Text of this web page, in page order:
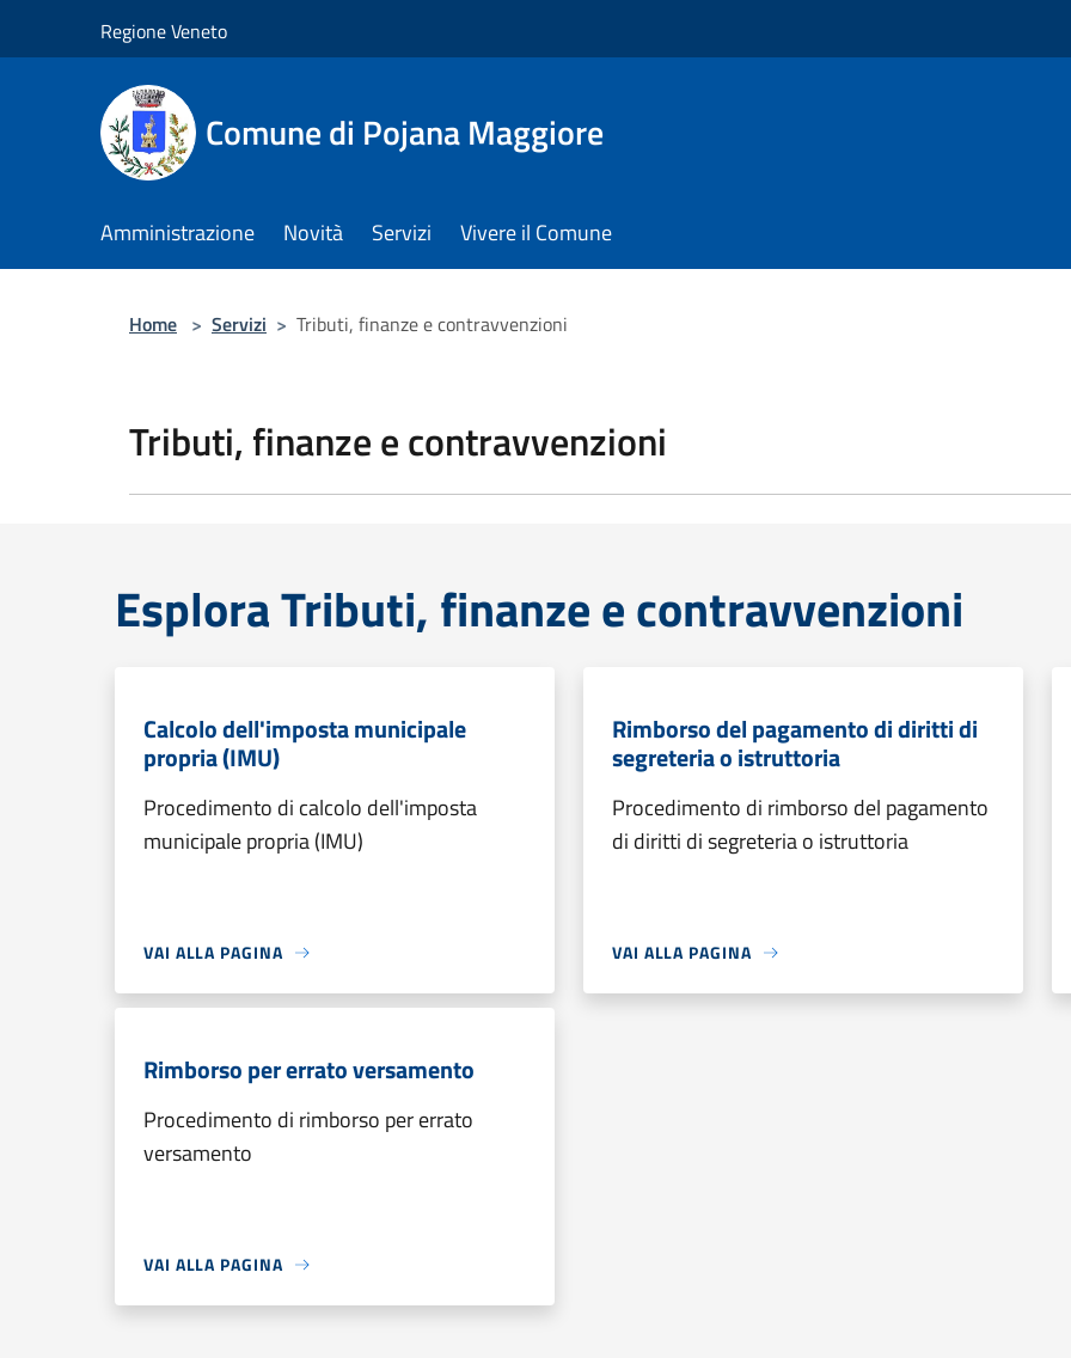
Regione Veneto
Comune di Pojana Maggiore
Amministrazione Novità Servizi Vivere il Comune
Home > Servizi > Tributi, finanze e contravvenzioni
Tributi, finanze e contravvenzioni
Esplora Tributi, finanze e contravvenzioni
Calcolo dell'imposta municipale
propria (IMU)
Procedimento di calcolo dell'imposta
municipale propria (IMU)
VAI ALLA PAGINA
Rimborso del pagamento di diritti di
segreteria o istruttoria
Procedimento di rimborso del pagamento
di diritti di segreteria o istruttoria
VAI ALLA PAGINA
Rimborso per errato versamento
Procedimento di rimborso per errato
versamento
VAI ALLA PAGINA